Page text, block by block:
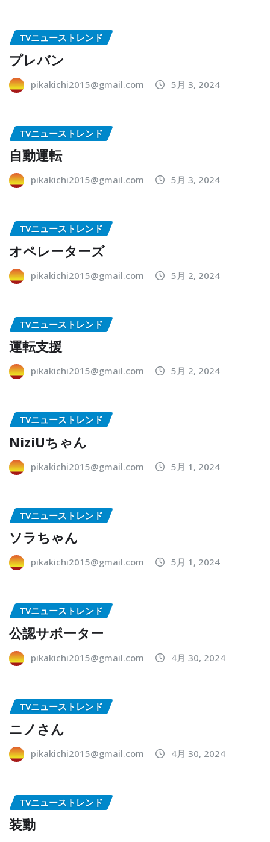
TVニューストレンド
プレバン
pikakichi2015@gmail.com 5月 3, 2024
TVニューストレンド
自動運転
pikakichi2015@gmail.com 5月 3, 2024
TVニューストレンド
オペレーターズ
pikakichi2015@gmail.com 5月 2, 2024
TVニューストレンド
運転支援
pikakichi2015@gmail.com 5月 2, 2024
TVニューストレンド
NiziUちゃん
pikakichi2015@gmail.com 5月 1, 2024
TVニューストレンド
ソラちゃん
pikakichi2015@gmail.com 5月 1, 2024
TVニューストレンド
公認サポーター
pikakichi2015@gmail.com 4月 30, 2024
TVニューストレンド
ニノさん
pikakichi2015@gmail.com 4月 30, 2024
TVニューストレンド
装動